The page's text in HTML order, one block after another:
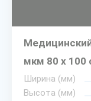
мкм 80 х 100
Ширина (мм)
Высота (мм)